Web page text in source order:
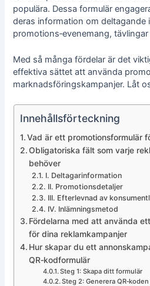
populära. Dessa formulär
deras information om deltagande i
promotions‑evenemang,
Med så många fördelar är det
effektiva sättet att använda
marknadsföringskampanjer. Låt
Innehållsförteckning
Vad är ett promotionsformulär
Obligatoriska fält som varje
behöver
I. Deltagarinformation
II. Promotionsdetaljer
III. Efterlevnad av
IV. Inlämningsmetod
Fördelarna med att använda
för dina reklamkampanjer
Hur skapar du ett
QR‑kodformulär
Steg 1: Skapa ditt formulär
Steg 2: Generera QR‑koden